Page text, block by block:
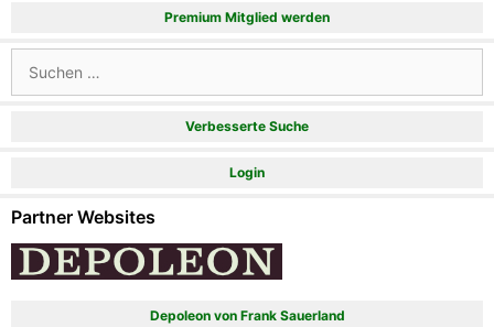
Premium Mitglied werden
nach:
Verbesserte Suche
Login
Partner Websites
Depoleon von Frank Sauerland